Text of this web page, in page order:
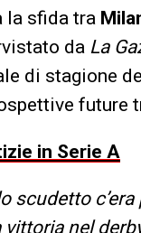
la sfida tra
da La
di stagione
future
in Serie A
scudetto
nel